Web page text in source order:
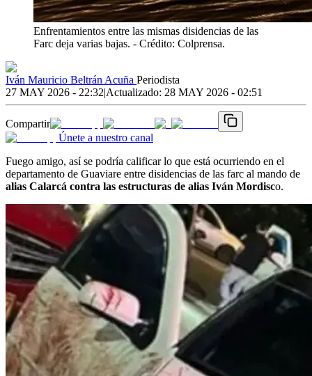
Enfrentamientos entre las mismas disidencias de las
Farc deja varias bajas. - Crédito: Colprensa.
Iván Mauricio Beltrán Acuña Periodista
27 MAY 2026 - 22:32|Actualizado: 28 MAY 2026 - 02:51
Compartir
Únete a nuestro canal
Fuego amigo, así se podría calificar lo que está ocurriendo en el
departamento de Guaviare entre disidencias de las farc al mando de
alias Calarcá contra las estructuras de alias Iván Mordisco.